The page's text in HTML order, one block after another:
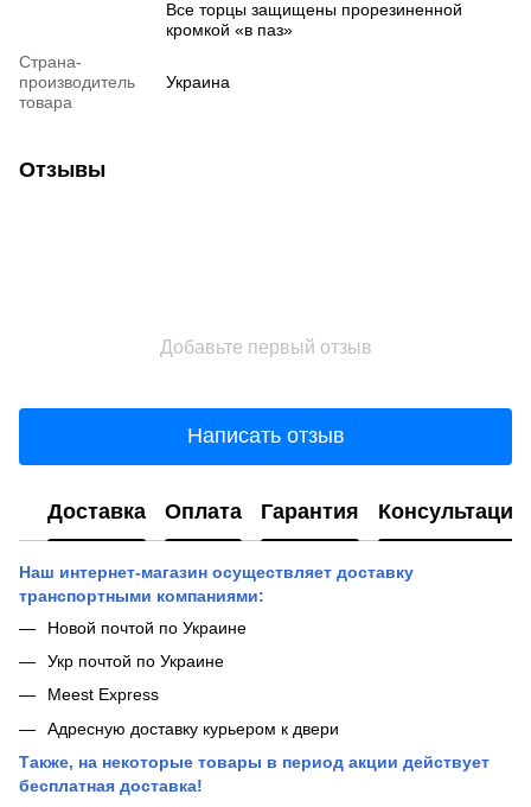
Все торцы защищены прорезиненной
кромкой «в паз»
Страна-
производитель
товара
Украина
Отзывы
Добавьте первый отзыв
Написать отзыв
Доставка Оплата Гарантия Консультация
Наш интернет-магазин осуществляет доставку
транспортными компаниями:
Новой почтой по Украине
Укр почтой по Украине
Meest Express
Адресную доставку курьером к двери
Также, на некоторые товары в период акции действует
бесплатная доставка!